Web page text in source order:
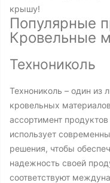
крышу!
Популярные
Кровельные
Технониколь
Технониколь – один из
кровельных
ассортимент
использует
решения, чтобы
надежность своей
соответствуют